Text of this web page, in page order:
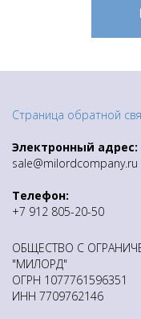
Страница обратной
Электронный адрес:
sale@milordcompany.ru
Телефон:
+7 912 805-20-50
ОБЩЕСТВО С
"МИЛОРД"
ОГРН 1077761596351
ИНН 7709762146